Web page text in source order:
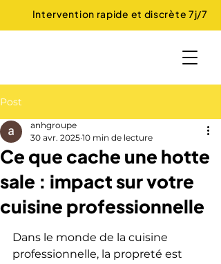
Intervention rapide et discrète 7j/7
Post
Ce que cache une hotte
sale : impact sur votre
cuisine professionnelle
anhgroupe
30 avr. 2025 10 min de lecture
Dans le monde de la cuisine
professionnelle, la propreté est